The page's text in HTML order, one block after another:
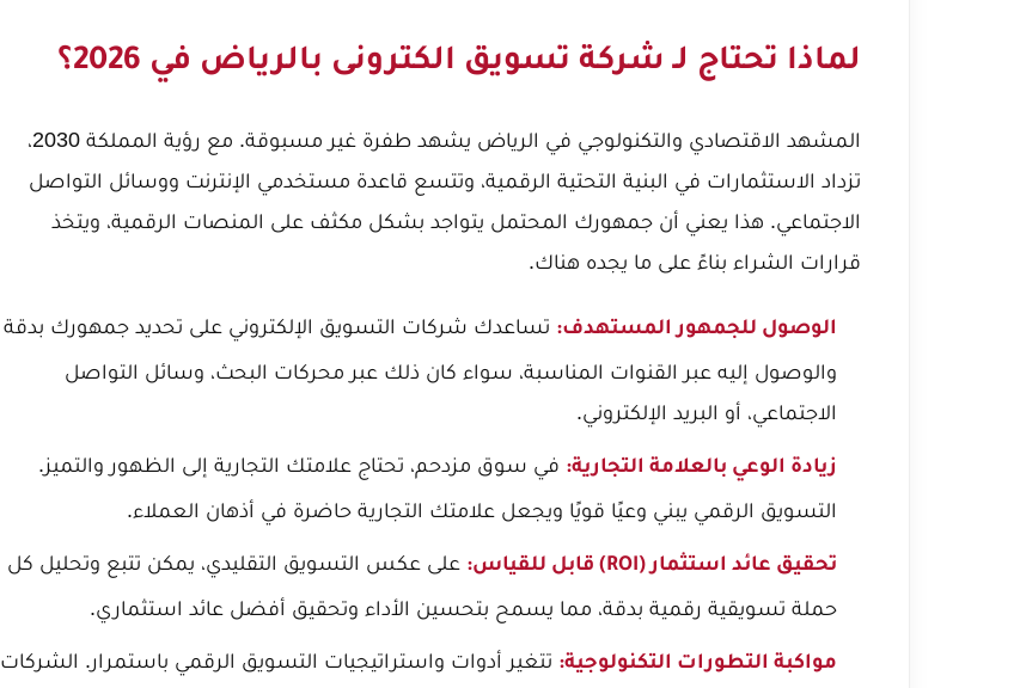
لماذا تحتاج لـ شركة تسويق الكترونى بالرياض في 2026؟
المشهد الاقتصادي والتكنولوجي في الرياض يشهد طفرة غير مسبوقة. مع رؤية المملكة 2030،
تزداد الاستثمارات في البنية التحتية الرقمية، وتتسع قاعدة مستخدمي الإنترنت ووسائل التواصل
الاجتماعي. هذا يعني أن جمهورك المحتمل يتواجد بشكل مكثف على المنصات الرقمية، ويتخذ
قرارات الشراء بناءً على ما يجده هناك.
الوصول للجمهور المستهدف: تساعدك شركات التسويق الإلكتروني على تحديد جمهورك بدقة
والوصول إليه عبر القنوات المناسبة، سواء كان ذلك عبر محركات البحث، وسائل التواصل
الاجتماعي، أو البريد الإلكتروني.
زيادة الوعي بالعلامة التجارية: في سوق مزدحم، تحتاج علامتك التجارية إلى الظهور والتميز.
التسويق الرقمي يبني وعيًا قويًا ويجعل علامتك التجارية حاضرة في أذهان العملاء.
تحقيق عائد استثمار (ROI) قابل للقياس:
على عكس التسويق التقليدي، يمكن تتبع وتحليل كل
حملة تسويقية رقمية بدقة، مما يسمح بتحسين الأداء وتحقيق أفضل عائد استثماري.
مواكبة التطورات التكنولوجية: تتغير أدوات واستراتيجيات التسويق الرقمي باستمرار. الشركات